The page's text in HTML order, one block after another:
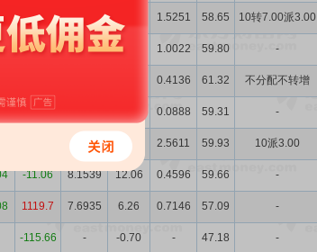
-19.15 15.2 1.5251 58.65 10转7.00派3.00
0.218 15.26 6.60 1.0022 59.80 -
0.4136 61.32 不分配不转增
-20.14 0.0888 59.31 -
8.4607 15.73 2.5611 59.93 10派3.00
-11.06 8.1539 12.06 0.4596 59.66 -
1119.7 7.6935 6.26 0.7146 57.09 -
-115.66 - -0.70 - 47.18 -